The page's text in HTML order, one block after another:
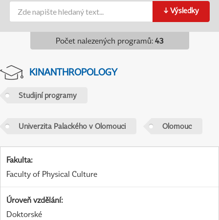
↓ Výsledky
Počet nalezených programů: 43
KINANTHROPOLOGY
Studijní programy
Univerzita Palackého v Olomouci Olomouc
Fakulta:
Faculty of Physical Culture
Úroveň vzdělání:
Doktorské